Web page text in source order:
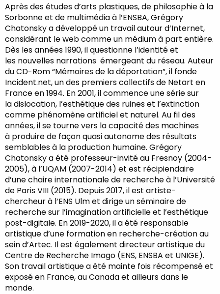
Après des études d’arts plastiques, de philosophie à la
Sorbonne et de multimédia à l’ENSBA, Grégory
Chatonsky a développé un travail autour d’Internet,
considérant le web comme un médium à part entière.
Dès les années 1990, il questionne l’identité et
les nouvelles narrations émergeant du réseau. Auteur
du CD-Rom “Mémoires de la déportation”, il fonde
Incident.net, un des premiers collectifs de Netart en
France en 1994. En 2001, il commence une série sur
la dislocation, l’esthétique des ruines et l’extinction
comme phénomène artificiel et naturel. Au fil des
années, il se tourne vers la capacité des machines
à produire de façon quasi autonome des résultats
semblables à la production humaine. Grégory
Chatonsky a été professeur-invité au Fresnoy (2004-
2005), à l’UQAM (2007-2014) et est récipiendaire
d’une chaire internationale de recherche à l’Université
de Paris VIII (2015). Depuis 2017, il est artiste-
chercheur à l’ENS Ulm et dirige un séminaire de
recherche sur l’imagination artificielle et l’esthétique
post-digitale. En 2019-2020, il a été responsable
artistique d’une formation en recherche-création au
sein d’Artec. Il est également directeur artistique du
Centre de Recherche Imago (ENS, ENSBA et UNIGE).
Son travail artistique a été mainte fois récompensé et
exposé en France, au Canada et ailleurs dans le
monde.